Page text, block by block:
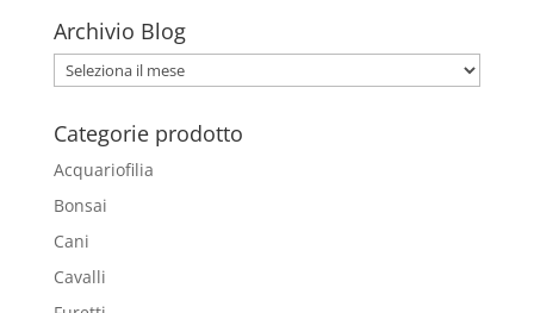
Archivio Blog
Archivio
Blog
Categorie prodotto
Acquariofilia
Bonsai
Cani
Cavalli